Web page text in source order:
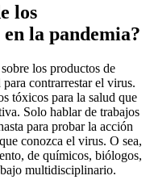
los
la pandemia?
los productos de
contrarrestar el virus.
tóxicos para la salud que
Solo hablar de trabajos
para probar la acción
conozca el virus. O sea,
de químicos, biólogos,
multidisciplinario.